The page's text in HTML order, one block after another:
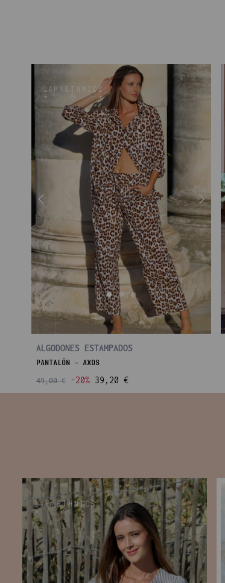
ALGODONES ESTAMPADOS
PANTALÓN - AXOS
49,00 € -20% 39,20 €